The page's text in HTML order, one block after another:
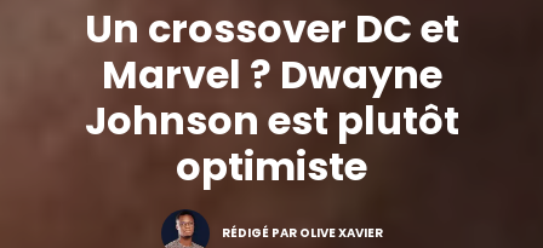
Un crossover DC et
Marvel ? Dwayne
Johnson est plutôt
optimiste
RÉDIGÉ PAR OLIVE XAVIER